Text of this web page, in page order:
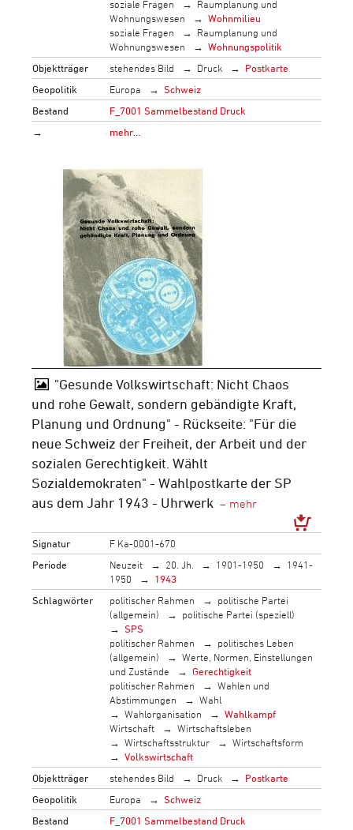
soziale Fragen
Raumplanung und
Wohnungswesen
Wohnmilieu
soziale Fragen
Raumplanung und
Wohnungswesen
Wohnungspolitik
Objektträger
stehendes Bild Druck
Postkarte
Geopolitik
Europa
Schweiz
Bestand
F_7001 Sammelbestand Druck
→
mehr…
"Gesunde Volkswirtschaft: Nicht Chaos
und rohe Gewalt, sondern gebändigte Kraft,
Planung und Ordnung" - Rückseite: "Für die
neue Schweiz der Freiheit, der Arbeit und der
sozialen Gerechtigkeit. Wählt
Sozialdemokraten" - Wahlpostkarte der SP
aus dem Jahr 1943 - Uhrwerk
Signatur
F Ka-0001-670
Periode
Neuzeit 20. Jh. 1901-1950
1941-
1950
1943
Schlagwörter
politischer Rahmen
politische Partei
(allgemein)
politische Partei (speziell)
SPS
politischer Rahmen
politisches Leben
(allgemein)
Werte, Normen, Einstellungen
und Zustände
Gerechtigkeit
politischer Rahmen
Wahlen und
Abstimmungen
Wahl
Wahlorganisation
Wahlkampf
Wirtschaft
Wirtschaftsleben
Wirtschaftsstruktur
Wirtschaftsform
Volkswirtschaft
Objektträger
stehendes Bild Druck
Postkarte
Geopolitik
Europa
Schweiz
Bestand
F_7001 Sammelbestand Druck